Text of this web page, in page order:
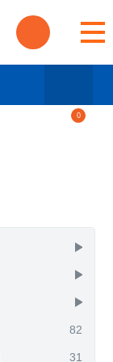
0
44
13
2
19
7
2
63
10
28
82
31